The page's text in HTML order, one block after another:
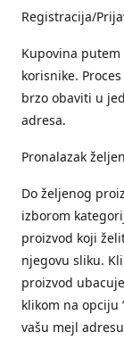
Registracija/
Kupovina
korisnike.
brzo obaviti u
adresa.
Pronalazak
Do željenog
izborom
proizvod koji
njegovu sliku.
proizvod
klikom na opciju
vašu mejl